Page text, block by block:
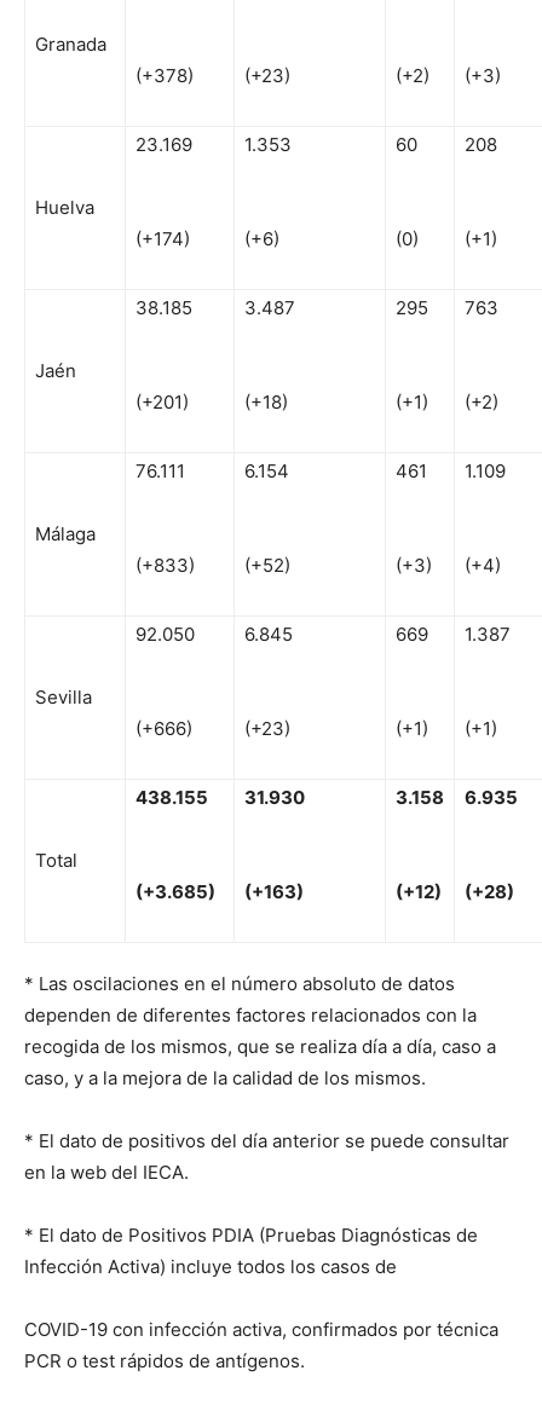
Granada
(+378)
(+23) (+2) (+3)
Huelva
23.169
(+174)
1.353
(+6)
60
(0)
208
(+1)
Jaén
38.185
(+201)
3.487
(+18)
295
(+1)
763
(+2)
Málaga
76.111
(+833)
6.154
(+52)
461
(+3)
1.109
(+4)
Sevilla
92.050
(+666)
6.845
(+23)
669
(+1)
1.387
(+1)
Total
438.155
(+3.685)
31.930
(+163)
3.158
(+12)
6.935
(+28)
* Las oscilaciones en el número absoluto de datos
dependen de diferentes factores relacionados con la
recogida de los mismos, que se realiza día a día, caso a
caso, y a la mejora de la calidad de los mismos.
* El dato de positivos del día anterior se puede consultar
en la web del IECA.
* El dato de Positivos PDIA (Pruebas Diagnósticas de
Infección Activa) incluye todos los casos de
COVID-19 con infección activa, confirmados por técnica
PCR o test rápidos de antígenos.